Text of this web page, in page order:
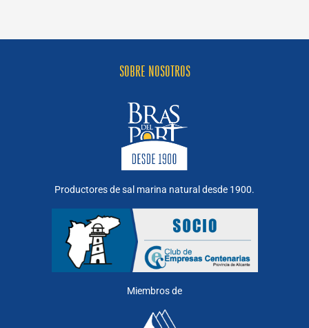
Bras
Port
SOBRE NOSOTROS
Productores de sal marina natural desde 1900.
Miembros de